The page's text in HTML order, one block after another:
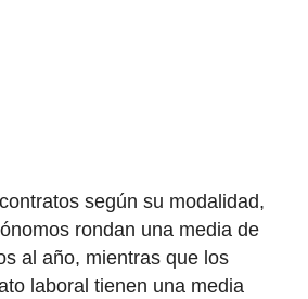
según su modalidad,
rondan una media de
al año, mientras que los
laboral tienen una media